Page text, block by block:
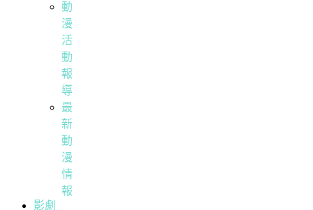
動
漫
活
動
報
導
最
新
動
漫
情
報
影劇